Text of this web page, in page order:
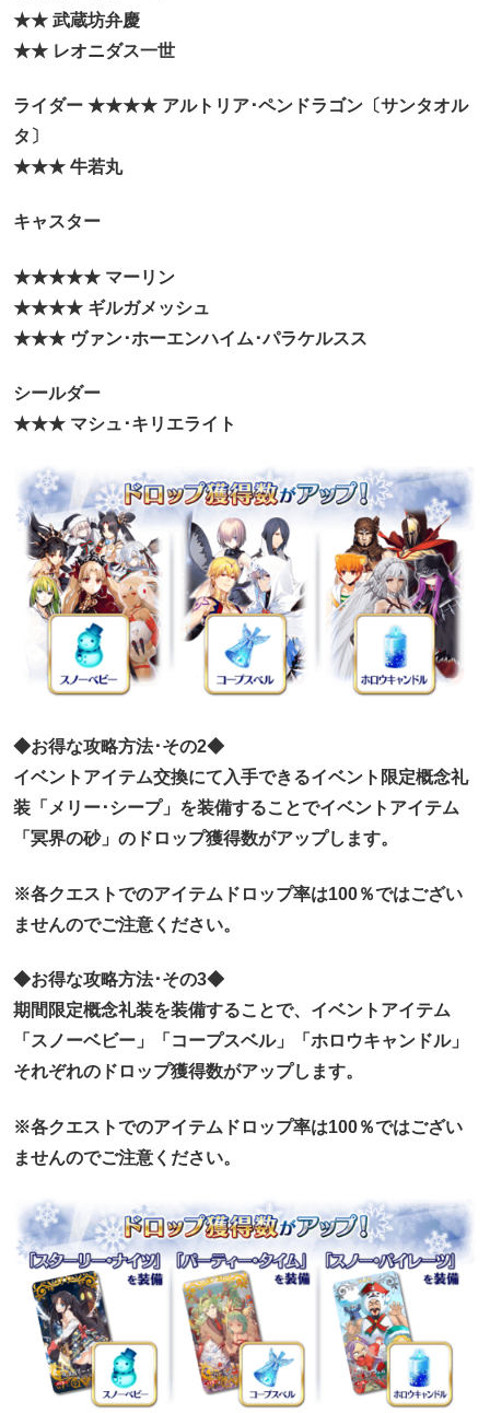
★★ 武蔵坊弁慶
★★ レオニダス一世
ライダー ★★★★ アルトリア･ペンドラゴン〔サンタオル
タ〕
★★★ 牛若丸
キャスター
★★★★★ マーリン
★★★★ ギルガメッシュ
★★★ ヴァン･ホーエンハイム･パラケルスス
シールダー
★★★ マシュ･キリエライト
◆お得な攻略方法･その2◆
イベントアイテム交換にて入手できるイベント限定概念礼
装「メリー･シープ」を装備することでイベントアイテム
「冥界の砂」のドロップ獲得数がアップします。
※各クエストでのアイテムドロップ率は100％ではござい
ませんのでご注意ください。
◆お得な攻略方法･その3◆
期間限定概念礼装を装備することで、イベントアイテム
「スノーベビー」「コープスベル」「ホロウキャンドル」
それぞれのドロップ獲得数がアップします。
※各クエストでのアイテムドロップ率は100％ではござい
ませんのでご注意ください。